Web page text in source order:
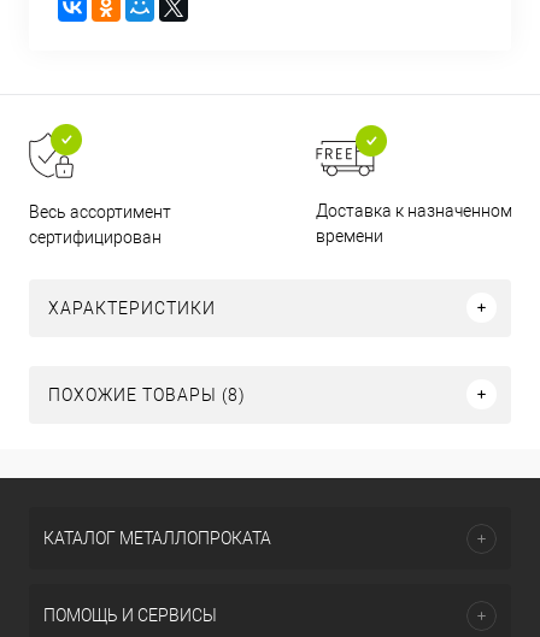
Весь ассортимент
сертифицирован
Доставка к назначенному
времени
ХАРАКТЕРИСТИКИ
ПОХОЖИЕ ТОВАРЫ (8)
КАТАЛОГ МЕТАЛЛОПРОКАТА
ПОМОЩЬ И СЕРВИСЫ